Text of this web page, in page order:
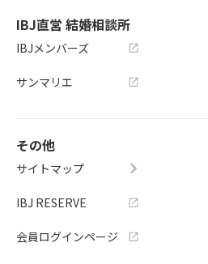
IBJ直営 結婚相談所
IBJメンバーズ
サンマリエ
その他
サイトマップ
IBJ RESERVE
会員ログインページ